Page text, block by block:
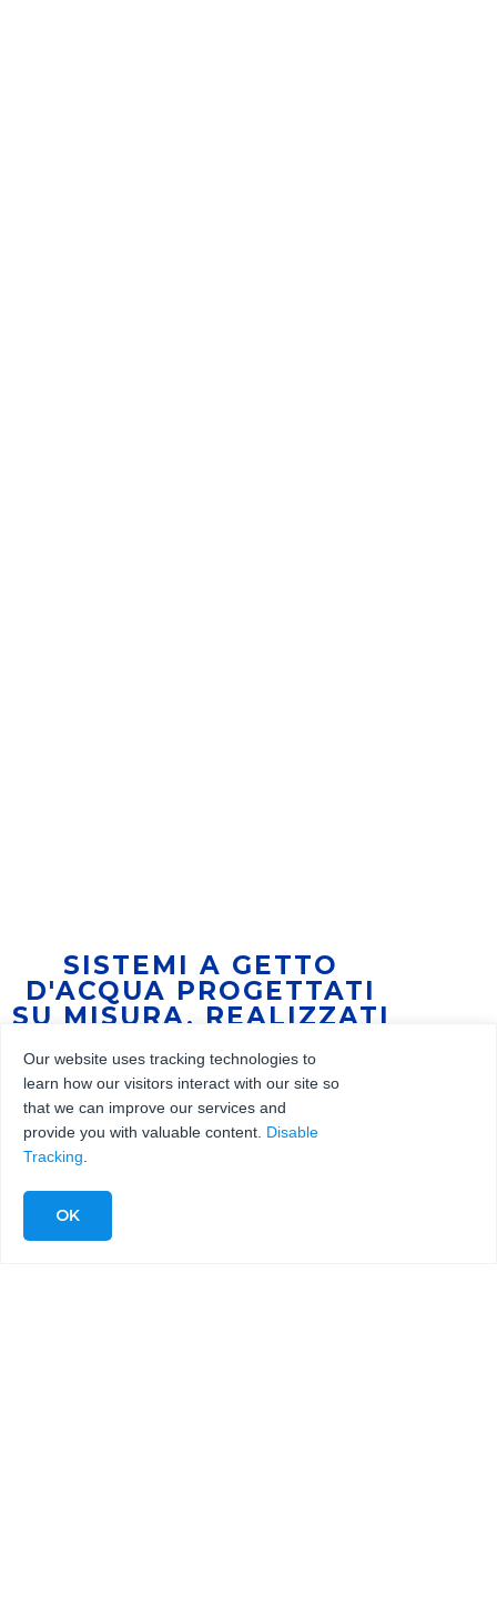
SISTEMI A GETTO
D'ACQUA PROGETTATI
SU MISURA, REALIZZATI
Our website uses tracking technologies to
learn how our visitors interact with our site so
that we can improve our services and
provide you with valuable content. Disable
Tracking